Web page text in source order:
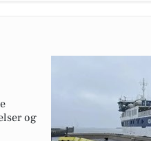
og